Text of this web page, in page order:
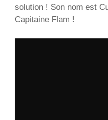
solution ! Son nom est
Capitaine Flam !